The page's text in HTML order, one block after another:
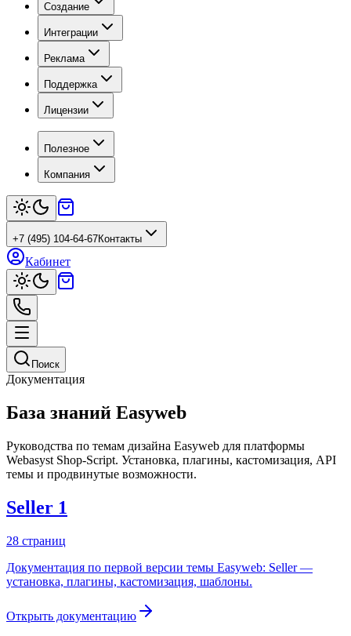
Создание
Интеграции
Реклама
Поддержка
Лицензии
Полезное
Компания
+7 (495) 104-64-67Контакты
Кабинет
Поиск
Документация
База знаний Easyweb
Руководства по темам дизайна Easyweb для платформы
Webasyst Shop-Script. Установка, плагины, кастомизация, API
темы и продвинутые возможности.
Seller 1
28 страниц
Документация по первой версии темы Easyweb: Seller —
установка, плагины, кастомизация, шаблоны.
Открыть документацию